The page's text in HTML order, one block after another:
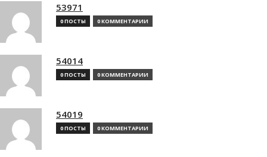
53971
0 ПОСТЫ 0 КОММЕНТАРИИ
54014
0 ПОСТЫ 0 КОММЕНТАРИИ
54019
0 ПОСТЫ 0 КОММЕНТАРИИ